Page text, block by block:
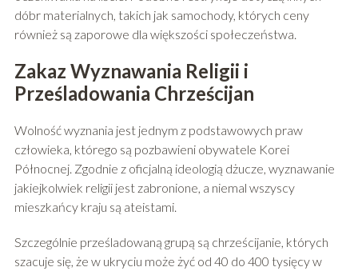
dóbr materialnych, takich jak samochody, których ceny
również są zaporowe dla większości społeczeństwa.
Zakaz Wyznawania Religii i
Prześladowania Chrześcijan
Wolność wyznania jest jednym z podstawowych praw
człowieka, którego są pozbawieni obywatele Korei
Północnej. Zgodnie z oficjalną ideologią dżucze, wyznawanie
jakiejkolwiek religii jest zabronione, a niemal wszyscy
mieszkańcy kraju są ateistami.
Szczególnie prześladowaną grupą są chrześcijanie, których
szacuje się, że w ukryciu może żyć od 40 do 400 tysięcy w